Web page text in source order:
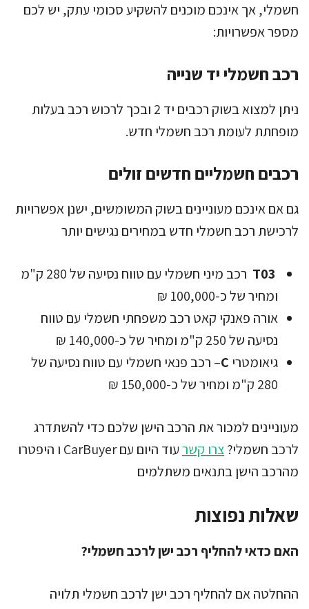
חשמלי, אך אינכם מוכנים להשקיע סכומי עתק, יש לכם
מספר אפשרויות:
רכב חשמלי יד שנייה
ניתן למצוא בשוק רכבים יד 2 ובכך לרכוש רכב בעלות
מופחתת לעומת רכב חשמלי חדש.
רכבים חשמליים חדשים זולים
גם אם אינכם מעוניינים בשוק המשומשים, ישנן אפשרויות
לרכישת רכב חשמלי חדש במחירים נגישים יותר
T03
רכב מיני חשמלי עם טווח נסיעה של 280 ק"מ
ומחיר של כ-100,000 ₪
אורה פאנקי קאט רכב משפחתי חשמלי עם טווח
נסיעה של 250 ק"מ ומחיר של כ-140,000 ₪
גיאומטרי C– רכב פנאי חשמלי עם טווח נסיעה של
280 ק"מ ומחיר של כ-150,000 ₪
מעוניינים למכור את הרכב הישן שלכם כדי להשתדרג
לרכב חשמלי?צרו קשר
עוד היום עם CarBuyer ו היפטרו
מהרכב הישן בתנאים משתלמים
שאלות נפוצות
האם כדאי להחליף רכב ישן לרכב חשמלי?
ההחלטה אם להחליף רכב ישן לרכב חשמלי תלויה